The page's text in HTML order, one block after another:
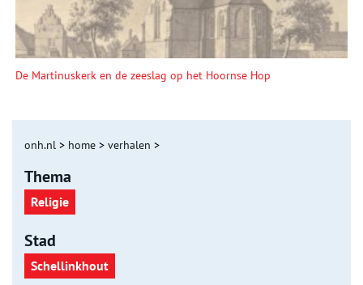
De Martinuskerk en de zeeslag op het Hoornse Hop
onh.nl > home > verhalen >
Thema
Religie
Stad
Schellinkhout